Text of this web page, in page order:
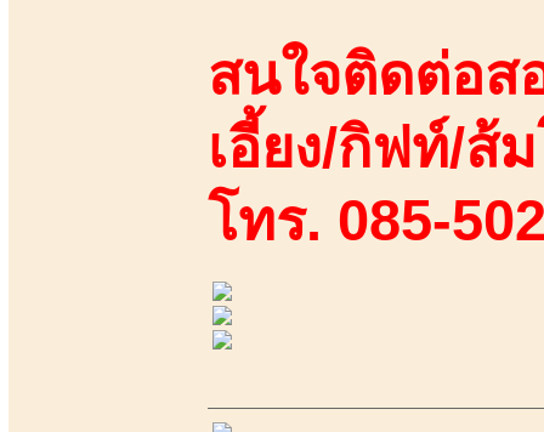
สนใจติดต่อส
เอี้ยง/กิฟท์/ส้
โทร. 085-